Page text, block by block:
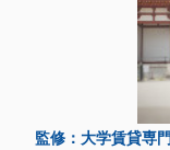
監修：大学賃貸専